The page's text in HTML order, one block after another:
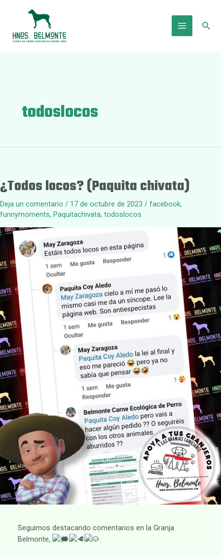
Main
todoslocos
¿Todos locos? (Paquita chivata)
Deja un comentario / 17 de octubre de 2023 / facebook,
funnymoments, Paquitachivata, todoslocos
Seguimos destacando comentarios en la Granja
Belmonte,
.